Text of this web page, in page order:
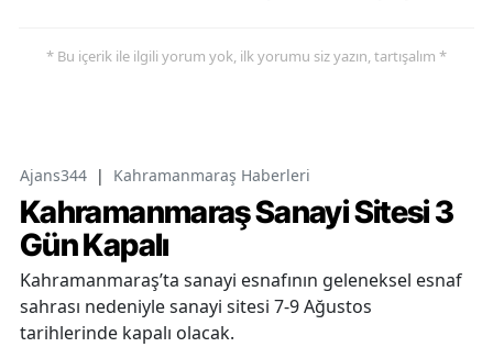
* Bu içerik ile ilgili yorum yok, ilk yorumu siz yazın, tartışalım *
Ajans344 | Kahramanmaraş Haberleri
Kahramanmaraş Sanayi Sitesi 3
Gün Kapalı
Kahramanmaraş’ta sanayi esnafının geleneksel esnaf
sahrası nedeniyle sanayi sitesi 7-9 Ağustos
tarihlerinde kapalı olacak.